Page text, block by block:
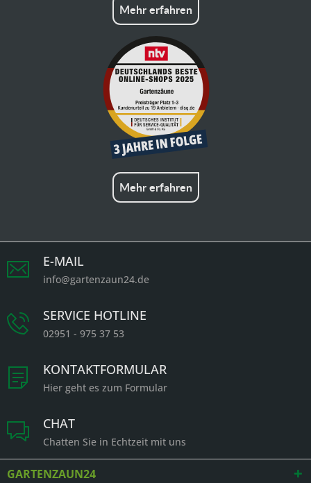
Mehr erfahren
Mehr erfahren
E-MAIL
info@gartenzaun24.de
SERVICE HOTLINE
02951 - 975 37 53
KONTAKTFORMULAR
Hier geht es zum Formular
CHAT
Chatten Sie in Echtzeit mit uns
GARTENZAUN24